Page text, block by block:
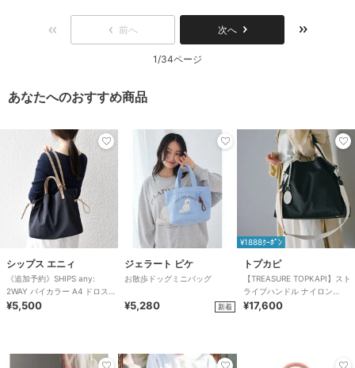
前へ 次へ
1/34ページ
あなたへのおすすめ商品
シップス エニィ
《追加予約》SHIPS any:
2WAY バイカラー A4 ドロスト
トート バッグ
¥5,500
ジェラート ピケ
お散歩ドッグミニバッグ
¥5,280 新着
¥1888ｸｰﾎﾟﾝ
トプカピ
【TREASURE TOPKAPI】スト
ライプハンドル ナイロン
2way トートバッグ A4対応
¥17,600